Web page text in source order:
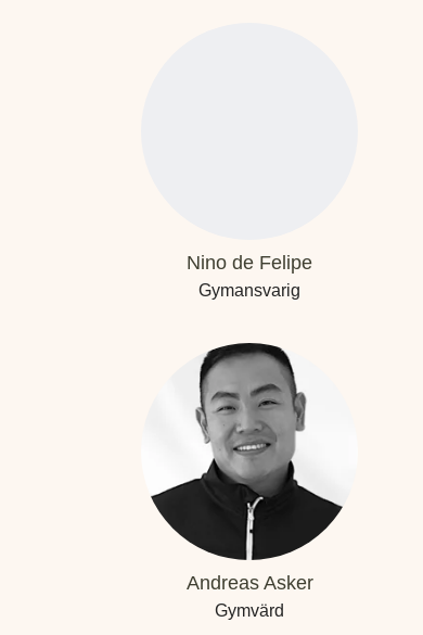
Nino de Felipe
Gymansvarig
Andreas Asker
Gymvärd